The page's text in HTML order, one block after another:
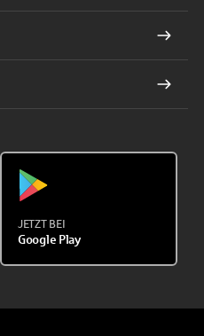
JETZT BEI
Google Play